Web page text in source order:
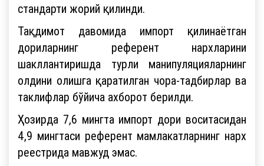
стандарти жорий қилинди.
Тақдимот давомида импорт қилинаётган
дориларнинг референт нархларини
шакллантиришда турли манипуляцияларнинг
олдини олишга қаратилган чора-тадбирлар ва
таклифлар бўйича ахборот берилди.
Ҳозирда 7,6 мингта импорт дори воситасидан
4,9 мингтаси референт мамлакатларнинг нарх
реестрида мавжуд эмас.